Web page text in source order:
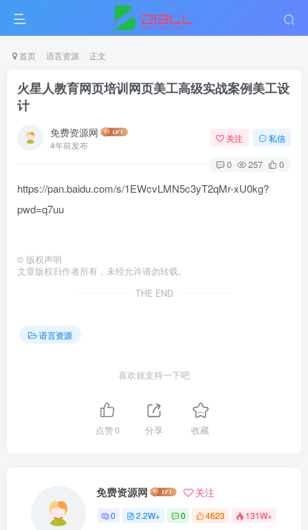
首页 语言资源 正文
火星人教育网页培训网页美工高级实战案例美工设
计
免费资源网
4年前发布
关注 私信
0 257 0
https://pan.baidu.com/s/1EWcvLMN5c3yT2qMr-xU0kg?
pwd=q7uu
© 版权声明
文章版权归作者所有，未经允许请勿转载。
THE END
语言资源
喜欢就支持一下吧
点赞0 分享 收藏
免费资源网 关注
0 2.2W+ 0 4623 131W+